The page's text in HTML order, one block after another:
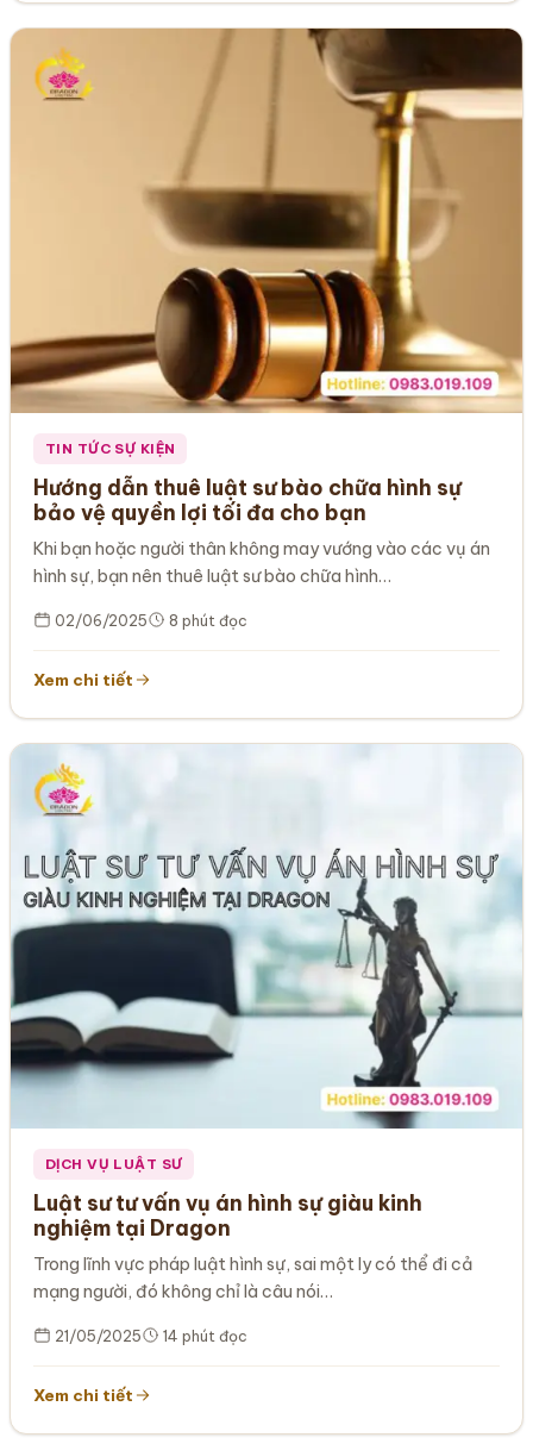
TIN TỨC SỰ KIỆN
Hướng dẫn thuê luật sư bào chữa hình sự
bảo vệ quyền lợi tối đa cho bạn
Khi bạn hoặc người thân không may vướng vào các vụ án
hình sự, bạn nên thuê luật sư bào chữa hình…
02/06/2025 8 phút đọc
Xem chi tiết
DỊCH VỤ LUẬT SƯ
Luật sư tư vấn vụ án hình sự giàu kinh
nghiệm tại Dragon
Trong lĩnh vực pháp luật hình sự, sai một ly có thể đi cả
mạng người, đó không chỉ là câu nói…
21/05/2025 14 phút đọc
Xem chi tiết